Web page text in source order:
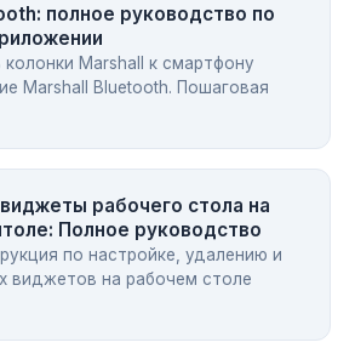
полное руководство по
Marshall к смартфону
Marshall Bluetooth. Пошаговая
рабочего стола на
Полное руководство
по настройке, удалению и
виджетов на рабочем столе